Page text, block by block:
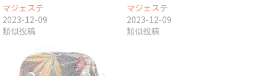
マジェステ
2023-12-09
類似投稿
マジェステ
2023-12-09
類似投稿